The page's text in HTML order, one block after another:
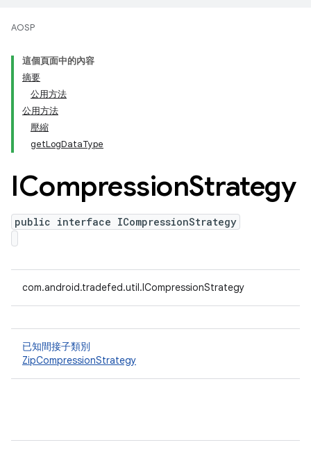
AOSP
這個頁面中的內容
摘要
公用方法
公用方法
壓縮
getLogDataType
ICompressionStrategy
public interface ICompressionStrategy
com.android.tradefed.util.ICompressionStrategy
已知間接子類別
ZipCompressionStrategy